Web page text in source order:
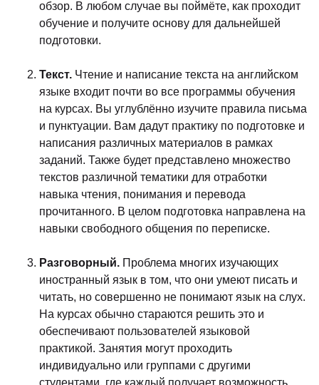
обзор. В любом случае вы поймёте, как проходит
обучение и получите основу для дальнейшей
подготовки.
Текст. Чтение и написание текста на английском
языке входит почти во все программы обучения
на курсах. Вы углублённо изучите правила письма
и пунктуации. Вам дадут практику по подготовке и
написания различных материалов в рамках
заданий. Также будет представлено множество
текстов различной тематики для отработки
навыка чтения, понимания и перевода
прочитанного. В целом подготовка направлена на
навыки свободного общения по переписке.
Разговорный. Проблема многих изучающих
иностранный язык в том, что они умеют писать и
читать, но совершенно не понимают язык на слух.
На курсах обычно стараются решить это и
обеспечивают пользователей языковой
практикой. Занятия могут проходить
индивидуально или группами с другими
студентами, где каждый получает возможность